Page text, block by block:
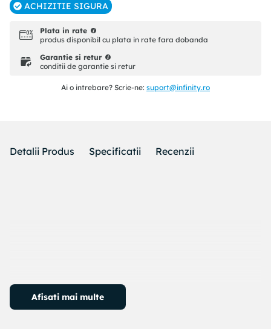
ACHIZITIE SIGURA
Plata in rate
produs disponibil cu plata in rate fara dobanda
Garantie si retur
conditii de garantie si retur
Ai o intrebare? Scrie-ne: suport@infinity.ro
Detalii Produs Specificatii Recenzii
Aparat pentru Curatarea Pensulelor de Machiaj, Curatare
Afisati mai multe